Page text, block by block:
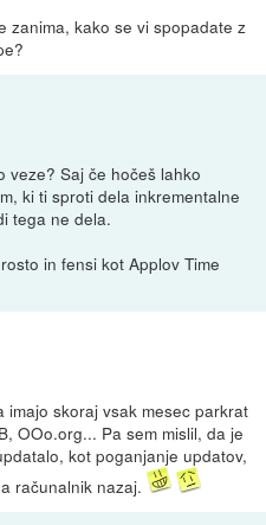
zanima, kako se vi spopadate z
veze? Saj če hočeš lahko
ki ti sproti dela inkrementalne
tega ne dela.
in fensi kot Applov Time
skoraj vsak mesec parkrat
OOo.org... Pa sem mislil, da je
kot poganjanje updatov,
računalnik nazaj.